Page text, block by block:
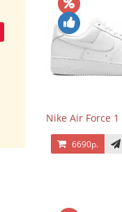
Nike Air Force 1
6690р.